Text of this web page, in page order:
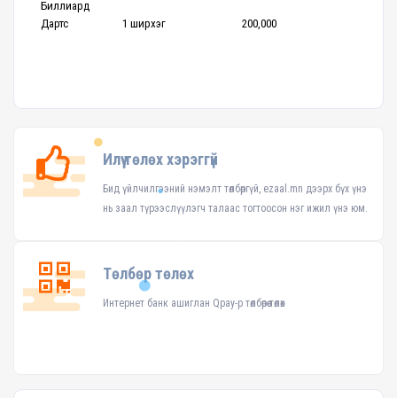
Биллиард
Дартс
1 ширхэг 200,000
Илүү төлөх хэрэггүй
Бид үйлчилгээний нэмэлт төлбөргүй, ezaal.mn дээрх бүх үнэ
нь заал түрээслүүлэгч талаас тогтоосон нэг ижил үнэ юм.
Төлбөр төлөх
Интернет банк ашиглан Qpay-р төлбөрөө төлөх